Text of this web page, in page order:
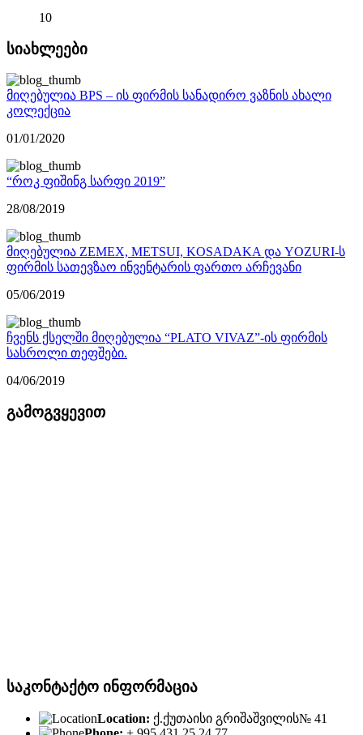
10
სიახლეები
მიღებულია BPS – ის ფირმის სანადირო ვაზნის ახალი
კოლექცია
01/01/2020
“როკ ფიშინგ სარფი 2019”
28/08/2019
მიღებულია ZEMEX, METSUI, KOSADAKA და YOZURI-ს
ფირმის სათევზაო ინვენტარის ფართო არჩევანი
05/06/2019
ჩვენს ქსელში მიღებულია “PLATO VIVAZ”-ის ფირმის
სასროლი თეფშები.
04/06/2019
გამოგვყევით
საკონტაქტო ინფორმაცია
Location: ქ.ქუთაისი გრიშაშვილის№ 41